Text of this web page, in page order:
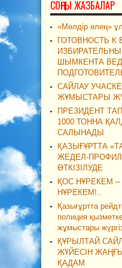
СОҢҒЫ ЖАЗБАЛАР
«Мөлдір өлең»
ГОТОВНОСТЬ
ШЫМКЕНТА
САЙЛАУ
ЖҰМЫСТАРЫ
ПРЕЗИДЕНТ
1000 ТОННА
САЛЫНАДЫ
ҚАЗЫҒҰРТТА
ЖЕДЕЛ-
ӨТКІЗІЛУДЕ
ҚОС НҰРЕКЕМ –
НҰРЕКЕМ!..
Қазығұртта
полиция
жұмыстары
ҚҰРЫЛТАЙ
ЖҮЙЕСІН
ҚАДАМ